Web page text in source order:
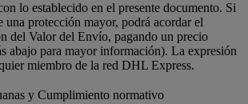
lo establecido en el presente documento. Si
una protección mayor, podrá acordar el
del Valor del Envío, pagando un precio
abajo para mayor información). La expresión
miembro de la red DHL Express.
y Cumplimiento normativo